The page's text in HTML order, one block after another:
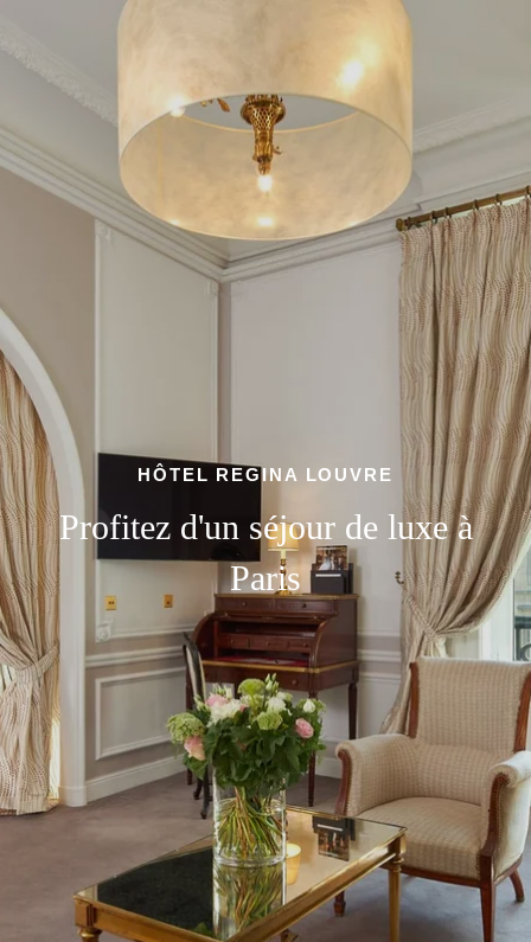
HÔTEL REGINA LOUVRE
Profitez d'un séjour de luxe à
Paris